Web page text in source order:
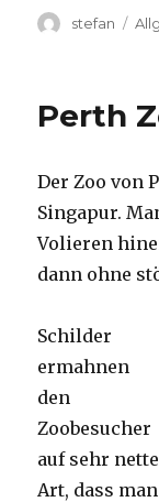
Autor
stefan
Perth
Der Zoo von
Singapur.
Volieren
dann ohne
Schilder
ermahnen
den
Zoobesucher
auf sehr nette
Art, dass man